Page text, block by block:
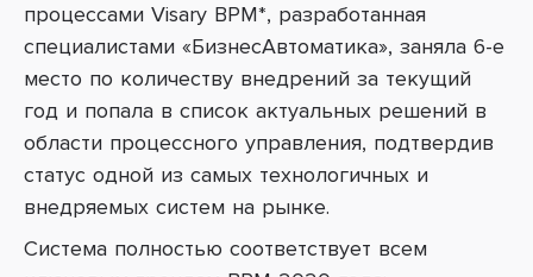
процессами Visary BPM*, разработанная
специалистами «БизнесАвтоматика», заняла 6-е
место по количеству внедрений за текущий
год и попала в список актуальных решений в
области процессного управления, подтвердив
статус одной из самых технологичных и
внедряемых систем на рынке.
Система полностью соответствует всем